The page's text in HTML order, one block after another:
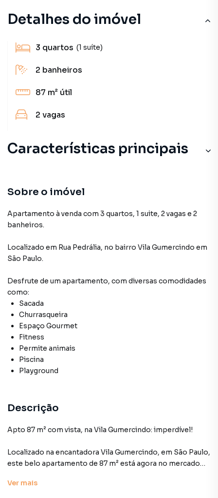
Detalhes do imóvel
3 quartos (1 suíte)
2 banheiros
87 m² útil
2 vagas
Características principais
Sobre o imóvel
Apartamento à venda com 3 quartos, 1 suite, 2 vagas e 2
banheiros.
Localizado em Rua Pedrália, no bairro Vila Gumercindo em
São Paulo.
Desfrute de um apartamento, com diversas comodidades
como:
Sacada
Churrasqueira
Espaço Gourmet
Fitness
Permite animais
Piscina
Playground
Descrição
Apto 87 m² com vista, na Vila Gumercindo: imperdível!
Localizado na encantadora Vila Gumercindo, em São Paulo,
este belo apartamento de 87 m² está agora no mercado
imóvel destaca-se pelo cuidadoso planejamento e
Ver mais